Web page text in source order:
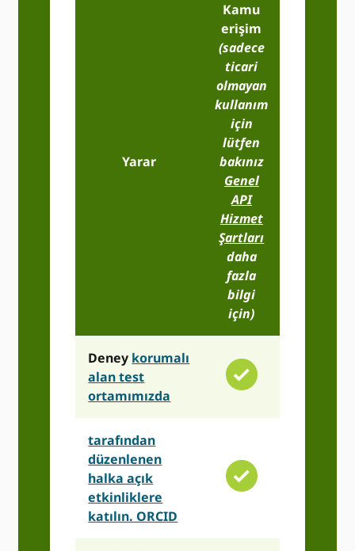
Yarar
Kamu
erişim
(sadece
ticari
olmayan
kullanım
için
lütfen
bakınız
Genel
API
Hizmet
Şartları
daha
fazla
bilgi
için)
Deney korumalı
alan test
ortamımızda
tarafından
düzenlenen
halka açık
etkinliklere
katılın. ORCID